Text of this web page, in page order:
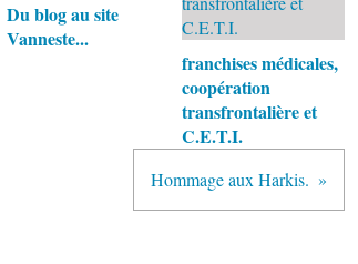
Du blog au site
Vanneste...
franchises médicales,
coopération
transfrontalière et
C.E.T.I.
Hommage aux Harkis.